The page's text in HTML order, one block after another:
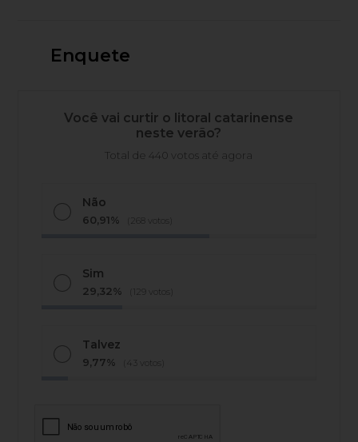
Enquete
Você vai curtir o litoral catarinense
neste verão?
Total de 440 votos até agora
Não
60,91% (268 votos)
Sim
29,32% (129 votos)
Talvez
9,77% (43 votos)